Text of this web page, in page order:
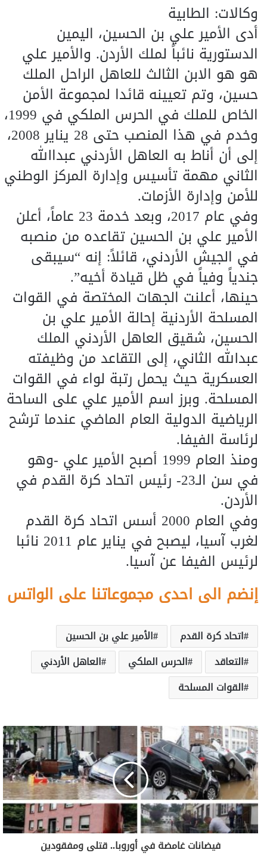
وكالات: الطابية
أدى الأمير علي بن الحسين، اليمين
الدستورية نائباً لملك الأردن. والأمير علي
هو هو الابن الثالث للعاهل الراحل الملك
حسين، وتم تعيينه قائدا لمجموعة الأمن
الخاص للملك في الحرس الملكي في 1999،
وخدم في هذا المنصب حتى 28 يناير 2008،
إلى أن أناط به العاهل الأردني عبداالله
الثاني مهمة تأسيس وإدارة المركز الوطني
للأمن وإدارة الأزمات.
وفي عام 2017، وبعد خدمة 23 عاماً، أعلن
الأمير علي بن الحسين تقاعده من منصبه
في الجيش الأردني، قائلاً: إنه “سيبقى
جندياً وفياً في ظل قيادة أخيه”.
حينها، أعلنت الجهات المختصة في القوات
المسلحة الأردنية إحالة الأمير علي بن
الحسين، شقيق العاهل الأردني الملك
عبدالله الثاني، إلى التقاعد من وظيفته
العسكرية حيث يحمل رتبة لواء في القوات
المسلحة. وبرز اسم الأمير علي على الساحة
الرياضية الدولية العام الماضي عندما ترشح
لرئاسة الفيفا.
ومنذ العام 1999 أصبح الأمير علي -وهو
في سن الـ23- رئيس اتحاد كرة القدم في
الأردن.
وفي العام 2000 أسس اتحاد كرة القدم
لغرب آسيا، ليصبح في يناير عام 2011 نائبا
لرئيس الفيفا عن آسيا.
إنضم الى احدى مجموعاتنا على الواتس
اتحاد كرة القدم
الأمير علي بن الحسين
التعاقد
الحرس الملكي
العاهل الأردني
القوات المسلحة
فيضانات غامضة في أوروبا.. قتلى ومفقودين